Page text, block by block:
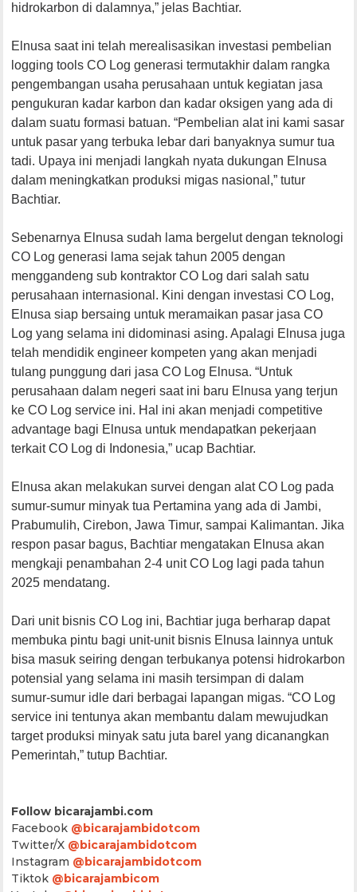
hidrokarbon di dalamnya,” jelas Bachtiar.
Elnusa saat ini telah merealisasikan investasi pembelian
logging tools CO Log generasi termutakhir dalam rangka
pengembangan usaha perusahaan untuk kegiatan jasa
pengukuran kadar karbon dan kadar oksigen yang ada di
dalam suatu formasi batuan. “Pembelian alat ini kami sasar
untuk pasar yang terbuka lebar dari banyaknya sumur tua
tadi. Upaya ini menjadi langkah nyata dukungan Elnusa
dalam meningkatkan produksi migas nasional,” tutur
Bachtiar.
Sebenarnya Elnusa sudah lama bergelut dengan teknologi
CO Log generasi lama sejak tahun 2005 dengan
menggandeng sub kontraktor CO Log dari salah satu
perusahaan internasional. Kini dengan investasi CO Log,
Elnusa siap bersaing untuk meramaikan pasar jasa CO
Log yang selama ini didominasi asing. Apalagi Elnusa juga
telah mendidik engineer kompeten yang akan menjadi
tulang punggung dari jasa CO Log Elnusa. “Untuk
perusahaan dalam negeri saat ini baru Elnusa yang terjun
ke CO Log service ini. Hal ini akan menjadi competitive
advantage bagi Elnusa untuk mendapatkan pekerjaan
terkait CO Log di Indonesia,” ucap Bachtiar.
Elnusa akan melakukan survei dengan alat CO Log pada
sumur-sumur minyak tua Pertamina yang ada di Jambi,
Prabumulih, Cirebon, Jawa Timur, sampai Kalimantan. Jika
respon pasar bagus, Bachtiar mengatakan Elnusa akan
mengkaji penambahan 2-4 unit CO Log lagi pada tahun
2025 mendatang.
Dari unit bisnis CO Log ini, Bachtiar juga berharap dapat
membuka pintu bagi unit-unit bisnis Elnusa lainnya untuk
bisa masuk seiring dengan terbukanya potensi hidrokarbon
potensial yang selama ini masih tersimpan di dalam
sumur-sumur idle dari berbagai lapangan migas. “CO Log
service ini tentunya akan membantu dalam mewujudkan
target produksi minyak satu juta barel yang dicanangkan
Pemerintah,” tutup Bachtiar.
Follow bicarajambi.com
Facebook @bicarajambidotcom
Twitter/X @bicarajambidotcom
Instagram @bicarajambidotcom
Tiktok @bicarajambicom